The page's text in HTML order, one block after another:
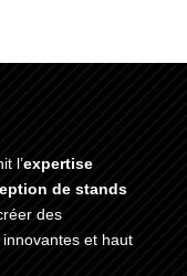
l’expertise
de stands
des
et haut